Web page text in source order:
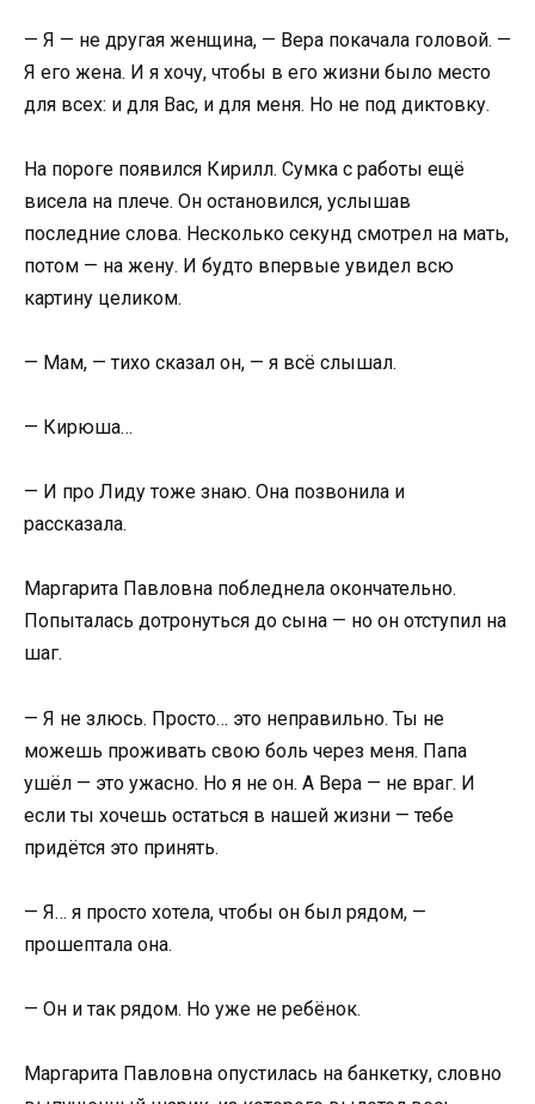
— Я — не другая женщина, — Вера покачала головой. —
Я его жена. И я хочу, чтобы в его жизни было место
для всех: и для Вас, и для меня. Но не под диктовку.
На пороге появился Кирилл. Сумка с работы ещё
висела на плече. Он остановился, услышав
последние слова. Несколько секунд смотрел на мать,
потом — на жену. И будто впервые увидел всю
картину целиком.
— Мам, — тихо сказал он, — я всё слышал.
— Кирюша…
— И про Лиду тоже знаю. Она позвонила и
рассказала.
Маргарита Павловна побледнела окончательно.
Попыталась дотронуться до сына — но он отступил на
шаг.
— Я не злюсь. Просто… это неправильно. Ты не
можешь проживать свою боль через меня. Папа
ушёл — это ужасно. Но я не он. А Вера — не враг. И
если ты хочешь остаться в нашей жизни — тебе
придётся это принять.
— Я… я просто хотела, чтобы он был рядом, —
прошептала она.
— Он и так рядом. Но уже не ребёнок.
Маргарита Павловна опустилась на банкетку, словно